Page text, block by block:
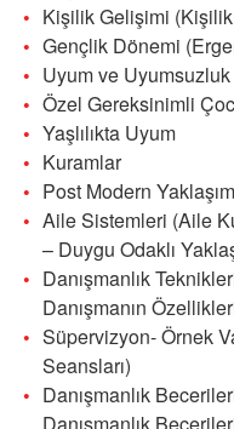
Kişilik Gelişimi (Kişilik
Gençlik Dönemi
Uyum ve
Özel Gereksinimli
Yaşlılıkta Uyum
Kuramlar
Post Modern
Aile Sistemleri (Aile
– Duygu Odaklı
Danışmanlık
Danışmanın
Süpervizyon- Örnek
Seansları)
Danışmanlık